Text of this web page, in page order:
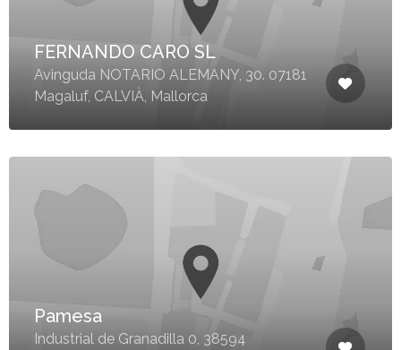
FERNANDO CARO SL
Avinguda NOTARIO ALEMANY, 30. 07181
Magaluf, CALVIÀ, Mallorca
Pamesa
Industrial de Granadilla 0, 38594